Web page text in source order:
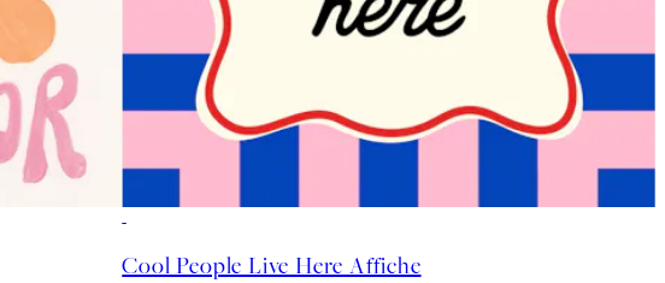
Cool People Live Here Affiche